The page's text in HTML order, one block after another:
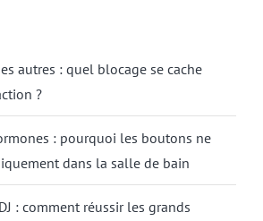
autres : quel blocage se cache
?
: pourquoi les boutons ne
dans la salle de bain
: comment réussir les grands